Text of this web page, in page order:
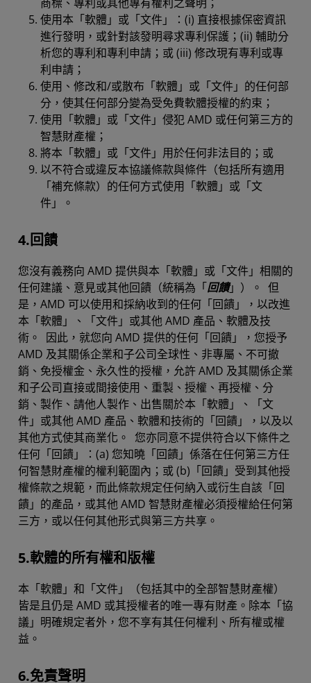
使用本「軟體」或「文件」：(i) 直接根據保密資訊
進行發明，或針對該發明尋求專利保護；(ii) 輔助分
析您的專利和專利申請；或 (iii) 修改現有專利或專
利申請；
使用、修改和/或散布「軟體」或「文件」的任何部
分，使其任何部分變為受免費軟體授權的約束；
使用「軟體」或「文件」侵犯 AMD 或任何第三方的
智慧財產權；
將本「軟體」或「文件」用於任何非法目的；或
以不符合或違反本協議條款與條件（包括所有適用
「補充條款）的任何方式使用「軟體」或「文
件」。
4.回饋
您沒有義務向 AMD 提供與本「軟體」或「文件」相關的
任何建議、意見或其他回饋（統稱為「回饋」）。 但
是，AMD 可以使用和採納收到的任何「回饋」，以改進
本「軟體」、「文件」或其他 AMD 產品、軟體及技
術。 因此，就您向 AMD 提供的任何「回饋」，您授予
AMD 及其關係企業和子公司全球性、非專屬、不可撤
銷、免授權金、永久性的授權，允許 AMD 及其關係企業
和子公司直接或間接使用、重製、授權、再授權、分
銷、製作、請他人製作、出售關於本「軟體」、「文
件」或其他 AMD 產品、軟體和技術的「回饋」，以及以
其他方式使其商業化。 您亦同意不提供符合以下條件之
任何「回饋」：(a) 您知曉「回饋」係落在任何第三方任
何智慧財產權的權利範圍內；或 (b)「回饋」受到其他授
權條款之規範，而此條款規定任何納入或衍生自該「回
饋」的產品，或其他 AMD 智慧財產權必須授權給任何第
三方，或以任何其他形式與第三方共享。
5.軟體的所有權和版權
本「軟體」和「文件」（包括其中的全部智慧財產權）
皆是且仍是 AMD 或其授權者的唯一專有財產。除本「協
議」明確規定者外，您不享有其任何權利、所有權或權
益。
6.免責聲明